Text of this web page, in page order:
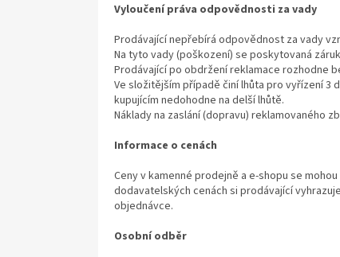
Vyloučení práva odpovědnosti za vady
Prodávající nepřebírá odpovědnost za vady
Na tyto vady (poškození) se poskytovaná
Prodávající po obdržení reklamace rozhodne
Ve složitějším případě činí lhůta pro vyřízení
kupujícím nedohodne na delší lhůtě.
Náklady na zaslání (dopravu) reklamovaného
Informace o cenách
Ceny v kamenné prodejně a e-shopu se
dodavatelských cenách si prodávající
objednávce.
Osobní odběr